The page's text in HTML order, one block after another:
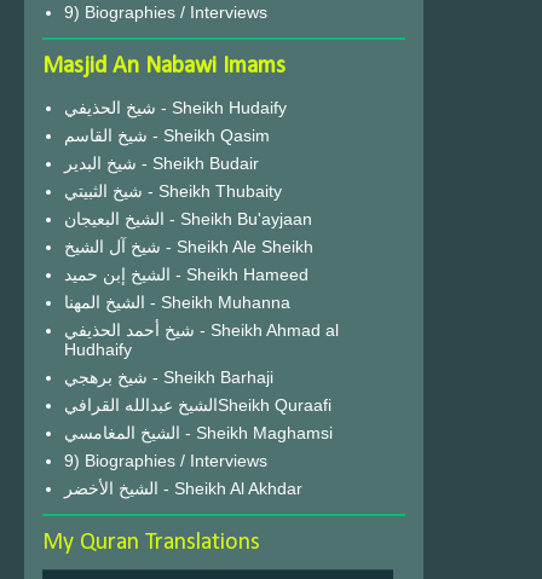
9) Biographies / Interviews
Masjid An Nabawi Imams
شيخ الحذيفي - Sheikh Hudaify
شيخ القاسم - Sheikh Qasim
شيخ البدير - Sheikh Budair
شيخ الثبيتي - Sheikh Thubaity
الشيخ البعيجان - Sheikh Bu'ayjaan
شيخ آل الشيخ - Sheikh Ale Sheikh
الشيخ إبن حميد - Sheikh Hameed
الشيخ المهنا - Sheikh Muhanna
شيخ أحمد الحذيفي - Sheikh Ahmad al
Hudhaify
شيخ برهجي - Sheikh Barhaji
الشيخ عبدالله القرافيSheikh Quraafi
الشيخ المغامسي - Sheikh Maghamsi
9) Biographies / Interviews
الشيخ الأخضر - Sheikh Al Akhdar
My Quran Translations